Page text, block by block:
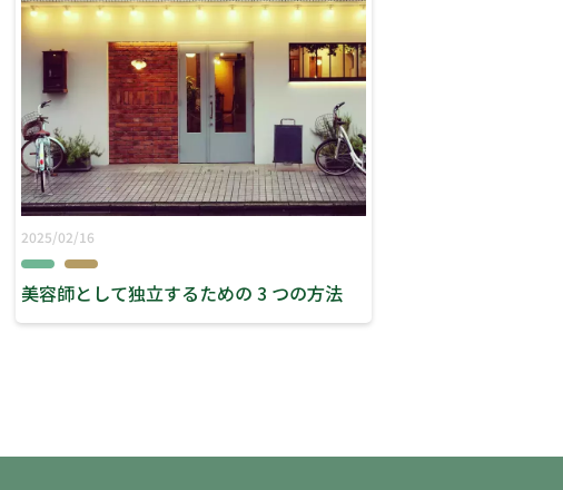
2025/02/16
美容師として独立するための 3 つの方法